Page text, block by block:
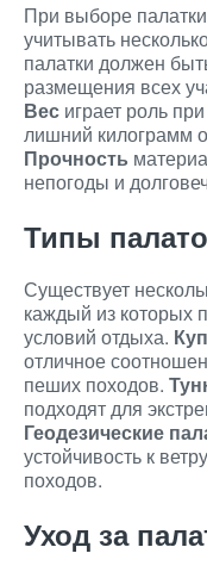
При выборе
учитывать
палатки должен
размещения всех
Вес играет роль
лишний килограмм
Прочность
непогоды и
Типы
Существует
каждый из которых
условий отдыха.
отличное
пеших походов.
подходят для
Геодезические
устойчивость к
походов.
Уход за